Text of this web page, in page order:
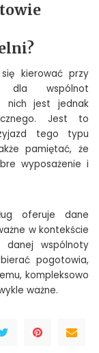
kierować przy
dla wspólnot
nich jest jednak
Jest to
tego typu
pamiętać, że
wyposażenie i
oferuje dane
w kontekście
wspólnoty
pogotowia,
kompleksowo
ważne.